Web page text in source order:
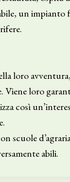
un impianto
loro
Viene loro
così
scuole
abili.